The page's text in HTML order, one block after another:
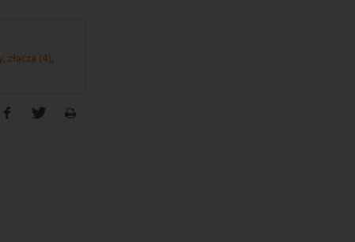
złącza (4)